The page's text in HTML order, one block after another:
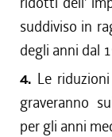
suddiviso in
degli anni dal
4. Le
graveranno
per gli anni